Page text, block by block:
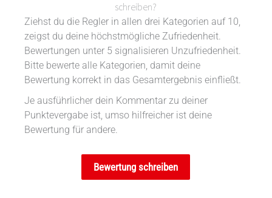
schreiben?
Ziehst du die Regler in allen drei Kategorien auf 10,
zeigst du deine höchstmögliche Zufriedenheit.
Bewertungen unter 5 signalisieren Unzufriedenheit.
Bitte bewerte alle Kategorien, damit deine
Bewertung korrekt in das Gesamtergebnis einfließt.
Je ausführlicher dein Kommentar zu deiner
Punktevergabe ist, umso hilfreicher ist deine
Bewertung für andere.
Bewertung schreiben